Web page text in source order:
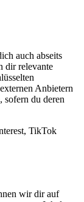
auch abseits
dir relevante
Anbietern
sofern du deren
TikTok
wir dir auf